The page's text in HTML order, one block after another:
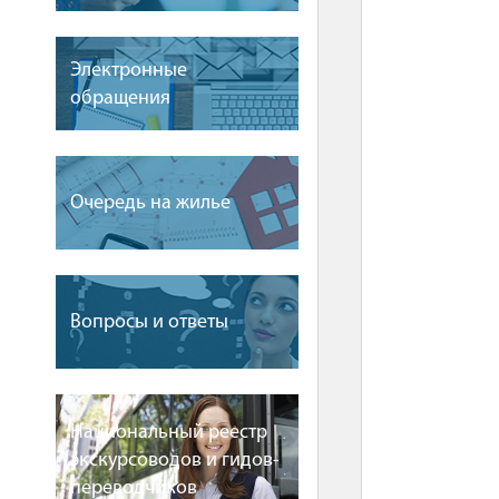
Электронные
обращения
Очередь на жилье
Вопросы и ответы
Национальный реестр
экскурсоводов и гидов-
переводчиков